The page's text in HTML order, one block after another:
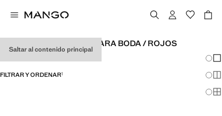
Saltar al contenido principal
VESTIDOS DE INVITADA PARA BODA / ROJOS
FILTRAR Y ORDENAR1